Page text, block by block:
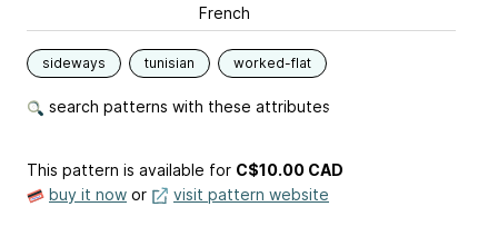
French
sideways tunisian worked-flat
search patterns with these attributes
This pattern is available for C$10.00 CAD
buy it now or visit pattern website